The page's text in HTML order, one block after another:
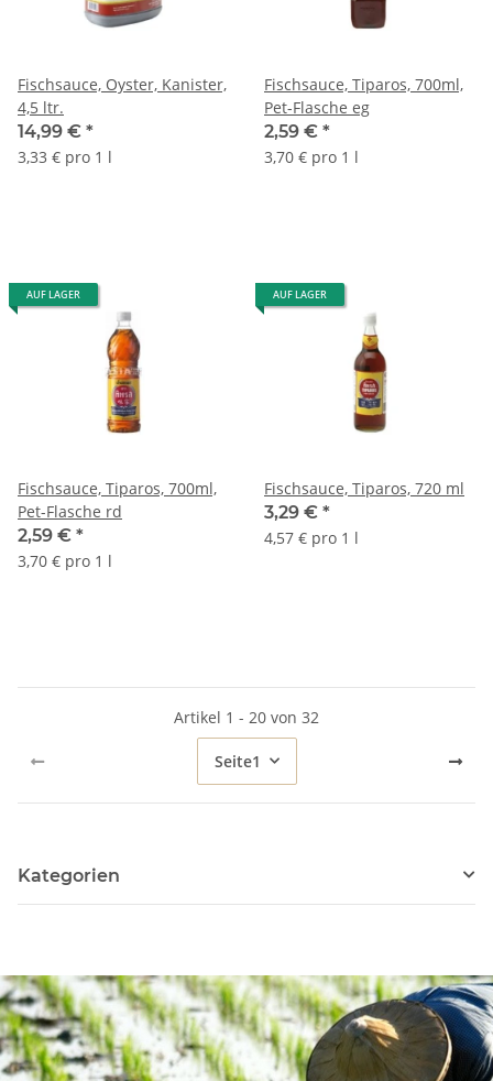
Fischsauce, Oyster, Kanister,
4,5 ltr.
14,99 € *
3,33 € pro 1 l
Fischsauce, Tiparos, 700ml,
Pet-Flasche eg
2,59 € *
3,70 € pro 1 l
AUF LAGER
Fischsauce, Tiparos, 700ml,
Pet-Flasche rd
2,59 € *
3,70 € pro 1 l
AUF LAGER
Fischsauce, Tiparos, 720 ml
3,29 € *
4,57 € pro 1 l
Artikel 1 - 20 von 32
Seite1
Kategorien